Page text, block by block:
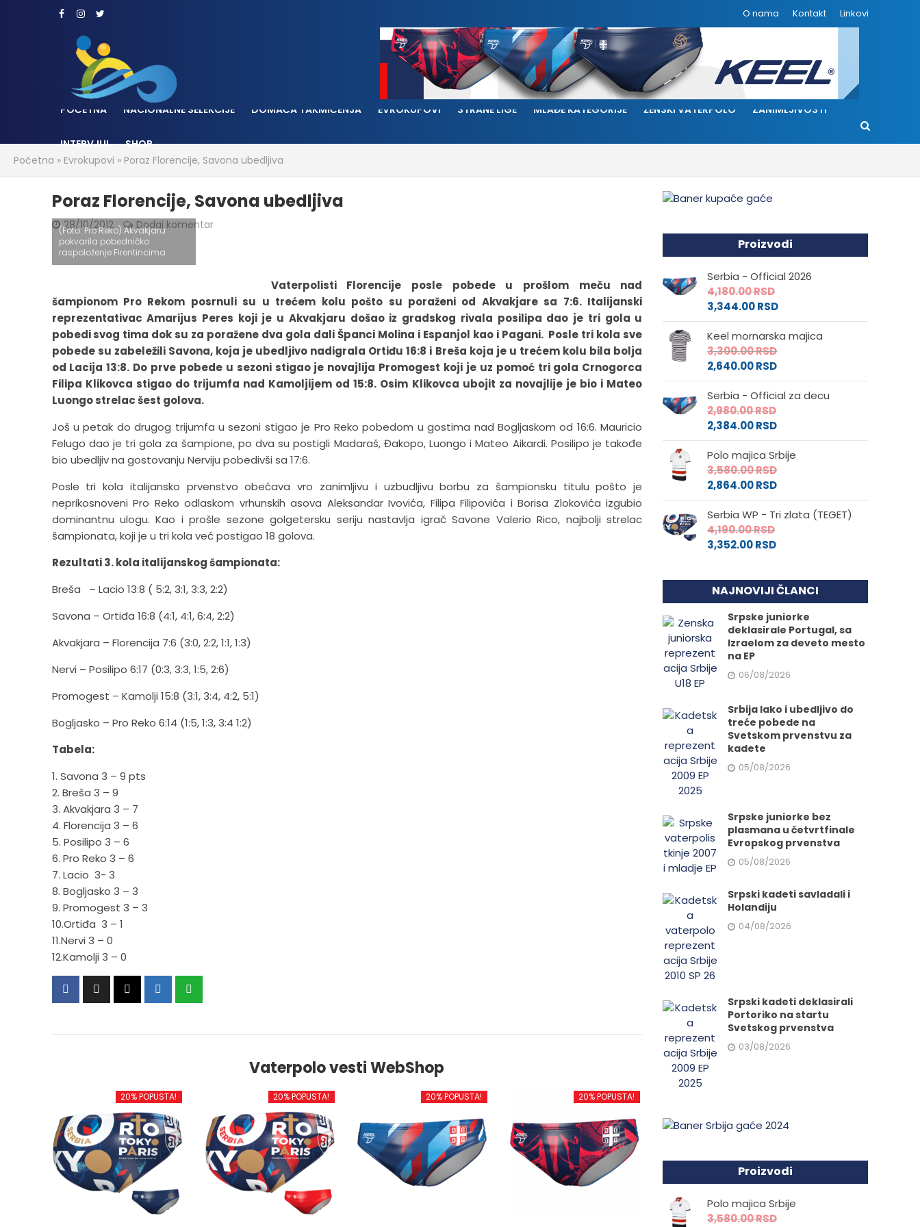
O nama Kontakt Linkovi
POČETNA NACIONALNE SELEKCIJE DOMAĆA TAKMIČENJA EVROKUPOVI STRANE LIGE MLAĐE KATEGORIJE ŽENSKI VATERPOLO ZANIMLJIVOSTI
INTERVJUI
SHOP
Početna » Evrokupovi » Poraz Florencije, Savona ubedljiva
Poraz Florencije, Savona ubedljiva
28/10/2012 Dodaj komentar
(Foto: Pro Reko) Akvakjara
pokvarila pobedničko
raspoloženje Firentincima
Vaterpolisti Florencije posle pobede u prošlom meču nad
šampionom Pro Rekom posrnuli su u trećem kolu pošto su poraženi od Akvakjare sa 7:6. Italijanski
reprezentativac Amarijus Peres koji je u Akvakjaru došao iz gradskog rivala posilipa dao je tri gola u
pobedi svog tima dok su za poražene dva gola dali Španci Molina i Espanjol kao i Pagani. Posle tri kola sve
pobede su zabeležili Savona, koja je ubedljivo nadigrala Ortiđu 16:8 i Breša koja je u trećem kolu bila bolja
od Lacija 13:8. Do prve pobede u sezoni stigao je novajlija Promogest koji je uz pomoć tri gola Crnogorca
Filipa Klikovca stigao do trijumfa nad Kamoljijem od 15:8. Osim Klikovca ubojit za novajlije je bio i Mateo
Luongo strelac šest golova.
Još u petak do drugog trijumfa u sezoni stigao je Pro Reko pobedom u gostima nad Bogljaskom od 16:6. Mauricio
Felugo dao je tri gola za šampione, po dva su postigli Madaraš, Đakopo, Luongo i Mateo Aikardi. Posilipo je takođe
bio ubedljiv na gostovanju Nerviju pobedivši sa 17:6.
Posle tri kola italijansko prvenstvo obećava vro zanimljivu i uzbudljivu borbu za šampionsku titulu pošto je
neprikosnoveni Pro Reko odlaskom vrhunskih asova Aleksandar Ivovića, Filipa Filipovića i Borisa Zlokovića izgubio
dominantnu ulogu. Kao i prošle sezone golgetersku seriju nastavlja igrač Savone Valerio Rico, najbolji strelac
šampionata, koji je u tri kola već postigao 18 golova.
Rezultati 3. kola italijanskog šampionata:
Breša – Lacio 13:8 ( 5:2, 3:1, 3:3, 2:2)
Savona – Ortiđa 16:8 (4:1, 4:1, 6:4, 2:2)
Akvakjara – Florencija 7:6 (3:0, 2:2, 1:1, 1:3)
Nervi – Posilipo 6:17 (0:3, 3:3, 1:5, 2:6)
Promogest – Kamolji 15:8 (3:1, 3:4, 4:2, 5:1)
Bogljasko – Pro Reko 6:14 (1:5, 1:3, 3:4 1:2)
Tabela:
1. Savona 3 – 9 pts
2. Breša 3 – 9
3. Akvakjara 3 – 7
4. Florencija 3 – 6
5. Posilipo 3 – 6
6. Pro Reko 3 – 6
7. Lacio 3- 3
8. Bogljasko 3 – 3
9. Promogest 3 – 3
10.Ortiđa 3 – 1
11.Nervi 3 – 0
12.Kamolji 3 – 0
Vaterpolo vesti WebShop
20% POPUSTA! 20% POPUSTA! 20% POPUSTA! 20% POPUSTA!
Proizvodi
Serbia - Official 2026
4,180.00RSD
3,344.00RSD
Keel mornarska majica
3,300.00RSD
2,640.00RSD
Serbia - Official za decu
2,980.00RSD
2,384.00RSD
Polo majica Srbije
3,580.00RSD
2,864.00RSD
Serbia WP - Tri zlata (TEGET)
4,190.00RSD
3,352.00RSD
NAJNOVIJI ČLANCI
Srpske juniorke
deklasirale Portugal, sa
Izraelom za deveto mesto
na EP
06/08/2026
Srbija lako i ubedljivo do
treće pobede na
Svetskom prvenstvu za
kadete
05/08/2026
Srpske juniorke bez
plasmana u četvrtfinale
Evropskog prvenstva
05/08/2026
Srpski kadeti savladali i
Holandiju
04/08/2026
Srpski kadeti deklasirali
Portoriko na startu
Svetskog prvenstva
03/08/2026
Proizvodi
Polo majica Srbije
3,580.00RSD